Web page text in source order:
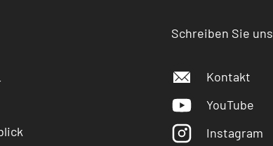
Schreiben Sie uns
Kontakt
YouTube
Instagram